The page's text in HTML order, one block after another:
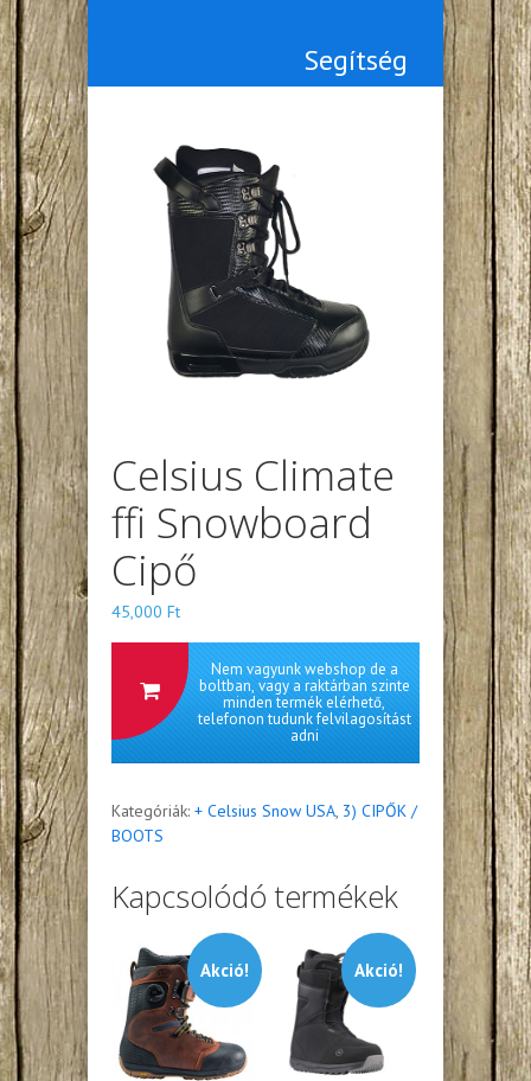
Segítség
Celsius Climate
ffi Snowboard
Cipő
45,000 Ft
Nem vagyunk webshop de a
boltban, vagy a raktárban szinte
minden termék elérhető,
telefonon tudunk felvilagosítást
adni
Kategóriák: + Celsius Snow USA, 3) CIPŐK /
BOOTS
Kapcsolódó termékek
Akció! Akció!